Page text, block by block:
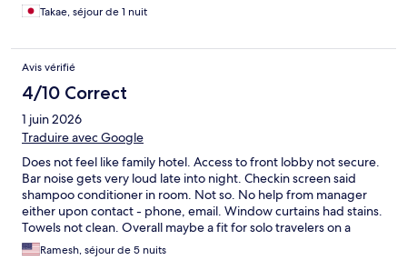
Takae, séjour de 1 nuit
Avis vérifié
4/10 Correct
1 juin 2026
Traduire avec Google
Does not feel like family hotel. Access to front lobby not secure.
Bar noise gets very loud late into night. Checkin screen said
shampoo conditioner in room. Not so. No help from manager
either upon contact - phone, email. Window curtains had stains.
Towels not clean. Overall maybe a fit for solo travelers on a
budget not so much for family
Ramesh, séjour de 5 nuits